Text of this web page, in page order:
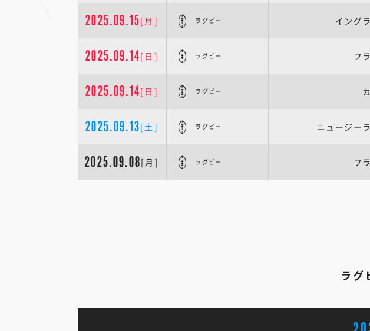
2025.09.15[月] ラグビー イング
2025.09.14[日] ラグビー フ
2025.09.14[日] ラグビー
2025.09.13[土] ラグビー ニュージー
2025.09.08[月] ラグビー フ
ラグ